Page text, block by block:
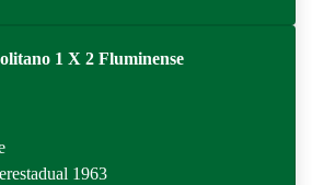
1 X 2 Fluminense
1963